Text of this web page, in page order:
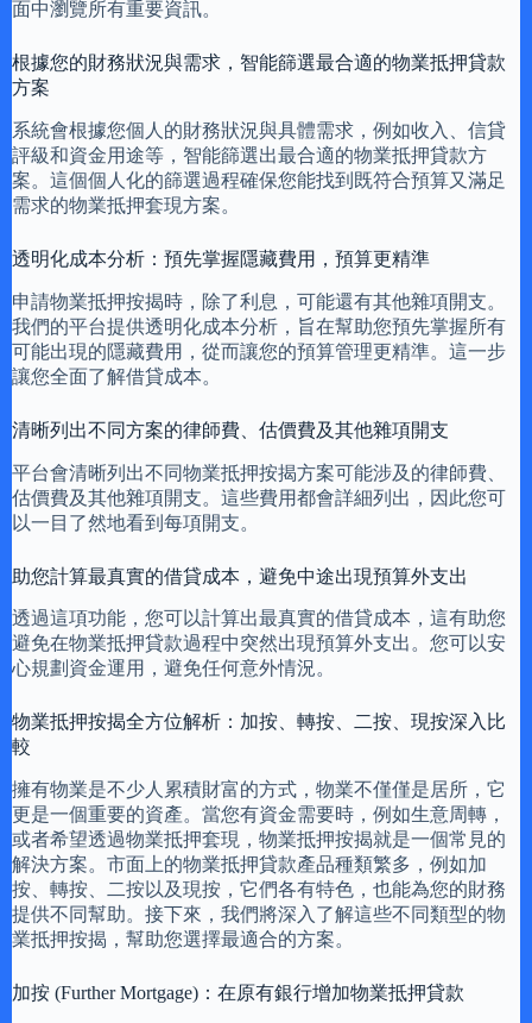
面中瀏覽所有重要資訊。
根據您的財務狀況與需求，智能篩選最合適的物業抵押貸款
方案
系統會根據您個人的財務狀況與具體需求，例如收入、信貸
評級和資金用途等，智能篩選出最合適的物業抵押貸款方
案。這個個人化的篩選過程確保您能找到既符合預算又滿足
需求的物業抵押套現方案。
透明化成本分析：預先掌握隱藏費用，預算更精準
申請物業抵押按揭時，除了利息，可能還有其他雜項開支。
我們的平台提供透明化成本分析，旨在幫助您預先掌握所有
可能出現的隱藏費用，從而讓您的預算管理更精準。這一步
讓您全面了解借貸成本。
清晰列出不同方案的律師費、估價費及其他雜項開支
平台會清晰列出不同物業抵押按揭方案可能涉及的律師費、
估價費及其他雜項開支。這些費用都會詳細列出，因此您可
以一目了然地看到每項開支。
助您計算最真實的借貸成本，避免中途出現預算外支出
透過這項功能，您可以計算出最真實的借貸成本，這有助您
避免在物業抵押貸款過程中突然出現預算外支出。您可以安
心規劃資金運用，避免任何意外情況。
物業抵押按揭全方位解析：加按、轉按、二按、現按深入比
較
擁有物業是不少人累積財富的方式，物業不僅僅是居所，它
更是一個重要的資產。當您有資金需要時，例如生意周轉，
或者希望透過物業抵押套現，物業抵押按揭就是一個常見的
解決方案。市面上的物業抵押貸款產品種類繁多，例如加
按、轉按、二按以及現按，它們各有特色，也能為您的財務
提供不同幫助。接下來，我們將深入了解這些不同類型的物
業抵押按揭，幫助您選擇最適合的方案。
加按 (Further Mortgage)：在原有銀行增加物業抵押貸款